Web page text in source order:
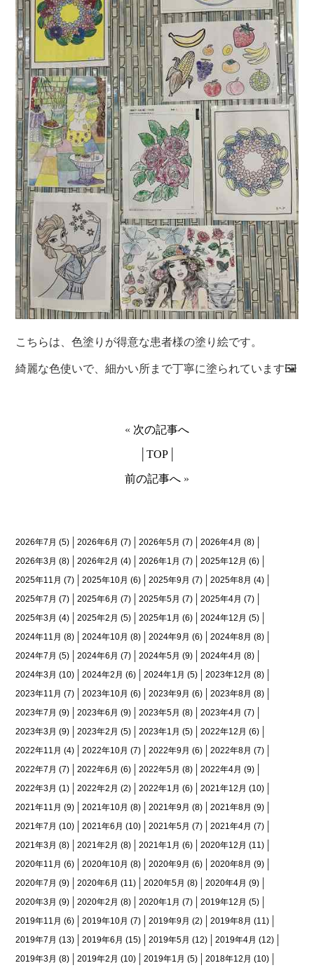
こちらは、色塗りが得意な患者様の塗り絵です。
綺麗な色使いで、細かい所まで丁寧に塗られています🖼
« 次の記事へ
TOP│
前の記事へ »
2026年7月 (5) 2026年6月 (7) 2026年5月 (7) 2026年4月 (8)
2026年3月 (8) 2026年2月 (4) 2026年1月 (7) 2025年12月 (6)
2025年11月 (7) 2025年10月 (6) 2025年9月 (7) 2025年8月 (4)
2025年7月 (7) 2025年6月 (7) 2025年5月 (7) 2025年4月 (7)
2025年3月 (4) 2025年2月 (5) 2025年1月 (6) 2024年12月 (5)
2024年11月 (8) 2024年10月 (8) 2024年9月 (6) 2024年8月 (8)
2024年7月 (5) 2024年6月 (7) 2024年5月 (9) 2024年4月 (8)
2024年3月 (10) 2024年2月 (6) 2024年1月 (5) 2023年12月 (8)
2023年11月 (7) 2023年10月 (6) 2023年9月 (6) 2023年8月 (8)
2023年7月 (9) 2023年6月 (9) 2023年5月 (8) 2023年4月 (7)
2023年3月 (9) 2023年2月 (5) 2023年1月 (5) 2022年12月 (6)
2022年11月 (4) 2022年10月 (7) 2022年9月 (6) 2022年8月 (7)
2022年7月 (7) 2022年6月 (6) 2022年5月 (8) 2022年4月 (9)
2022年3月 (1) 2022年2月 (2) 2022年1月 (6) 2021年12月 (10)
2021年11月 (9) 2021年10月 (8) 2021年9月 (8) 2021年8月 (9)
2021年7月 (10) 2021年6月 (10) 2021年5月 (7) 2021年4月 (7)
2021年3月 (8) 2021年2月 (8) 2021年1月 (6) 2020年12月 (11)
2020年11月 (6) 2020年10月 (8) 2020年9月 (6) 2020年8月 (9)
2020年7月 (9) 2020年6月 (11) 2020年5月 (8) 2020年4月 (9)
2020年3月 (9) 2020年2月 (8) 2020年1月 (7) 2019年12月 (5)
2019年11月 (6) 2019年10月 (7) 2019年9月 (2) 2019年8月 (11)
2019年7月 (13) 2019年6月 (15) 2019年5月 (12) 2019年4月 (12)
2019年3月 (8) 2019年2月 (10) 2019年1月 (5) 2018年12月 (10)